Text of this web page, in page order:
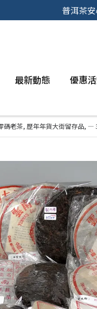
普洱茶
最新動態 優惠
碼老茶, 歷年年貨大街留存品, —